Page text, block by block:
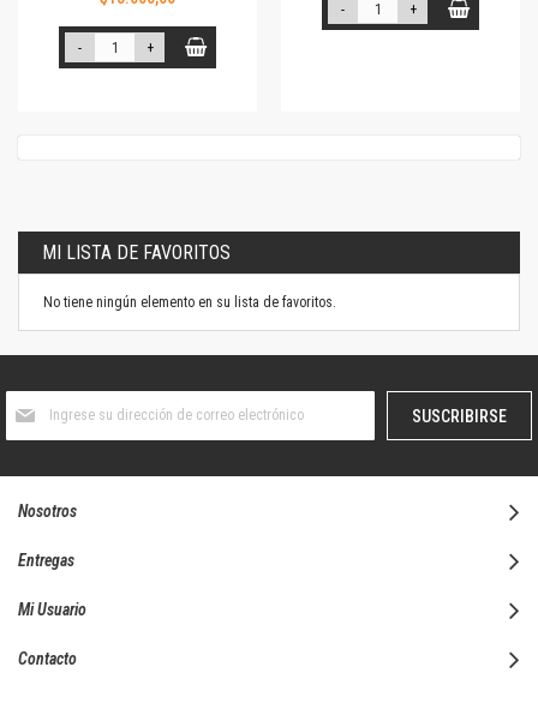
- +
- +
MI LISTA DE FAVORITOS
No tiene ningún elemento en su lista de favoritos.
boletín
SUSCRIBIRSE
Nosotros
Entregas
Mi Usuario
Contacto